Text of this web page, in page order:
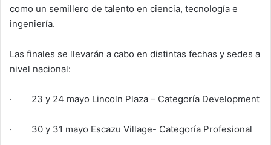
como un semillero de talento en ciencia, tecnología e
ingeniería.
Las finales se llevarán a cabo en distintas fechas y sedes a
nivel nacional:
· 23 y 24 mayo Lincoln Plaza – Categoría Development
· 30 y 31 mayo Escazu Village- Categoría Profesional